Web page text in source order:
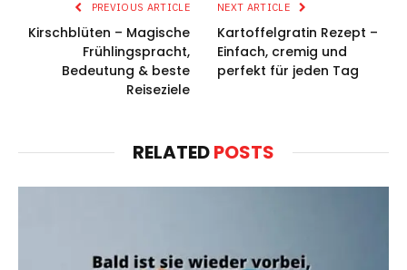
PREVIOUS ARTICLE
Kirschblüten – Magische
Frühlingspracht,
Bedeutung & beste
Reiseziele
NEXT ARTICLE
Kartoffelgratin Rezept –
Einfach, cremig und
perfekt für jeden Tag
RELATEDPOSTS